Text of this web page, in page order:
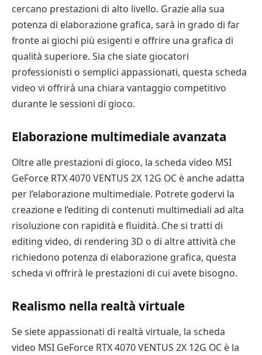
cercano prestazioni di alto livello. Grazie alla sua
potenza di elaborazione grafica, sarà in grado di far
fronte ai giochi più esigenti e offrire una grafica di
qualità superiore. Sia che siate giocatori
professionisti o semplici appassionati, questa scheda
video vi offrirà una chiara vantaggio competitivo
durante le sessioni di gioco.
Elaborazione multimediale avanzata
Oltre alle prestazioni di gioco, la scheda video MSI
GeForce RTX 4070 VENTUS 2X 12G OC è anche adatta
per l’elaborazione multimediale. Potrete godervi la
creazione e l’editing di contenuti multimediali ad alta
risoluzione con rapidità e fluidità. Che si tratti di
editing video, di rendering 3D o di altre attività che
richiedono potenza di elaborazione grafica, questa
scheda vi offrirà le prestazioni di cui avete bisogno.
Realismo nella realtà virtuale
Se siete appassionati di realtà virtuale, la scheda
video MSI GeForce RTX 4070 VENTUS 2X 12G OC è la